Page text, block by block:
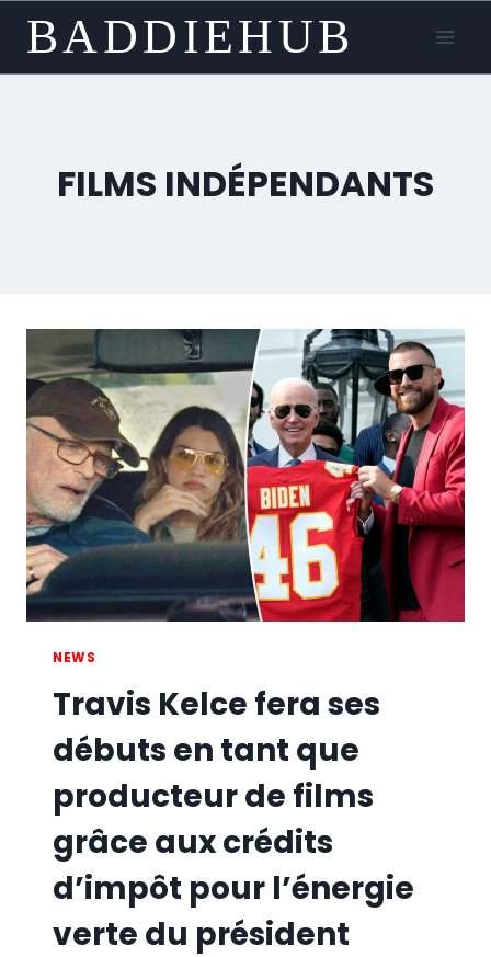
content
BADDIEHUB
FILMS INDÉPENDANTS
NEWS
Travis Kelce fera ses
débuts en tant que
producteur de films
grâce aux crédits
d’impôt pour l’énergie
verte du président